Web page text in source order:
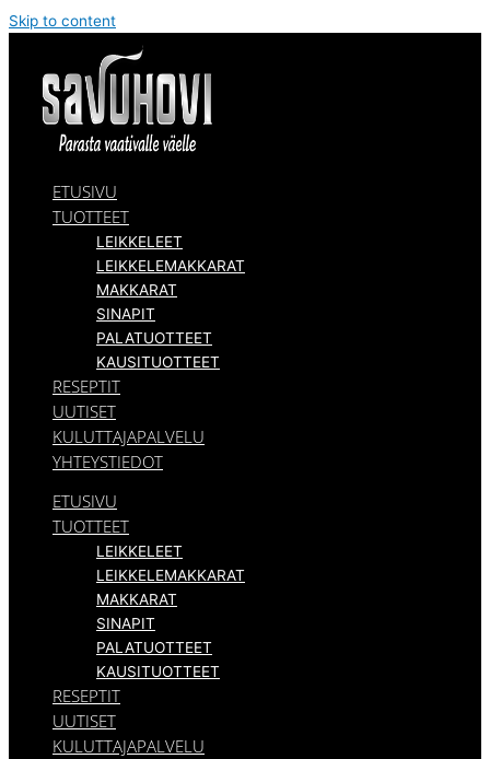
Skip to content
ETUSIVU
TUOTTEET
LEIKKELEET
LEIKKELEMAKKARAT
MAKKARAT
SINAPIT
PALATUOTTEET
KAUSITUOTTEET
RESEPTIT
UUTISET
KULUTTAJAPALVELU
YHTEYSTIEDOT
ETUSIVU
TUOTTEET
LEIKKELEET
LEIKKELEMAKKARAT
MAKKARAT
SINAPIT
PALATUOTTEET
KAUSITUOTTEET
RESEPTIT
UUTISET
KULUTTAJAPALVELU